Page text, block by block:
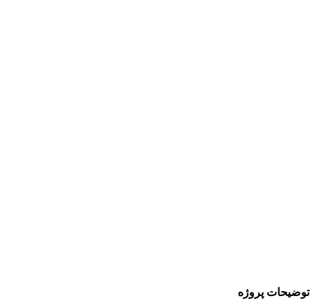
توضیحات پروژه